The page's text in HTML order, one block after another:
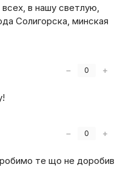
в нашу светлую,
Солигорска, минская
− 0 +
− 0 +
те що не доробив